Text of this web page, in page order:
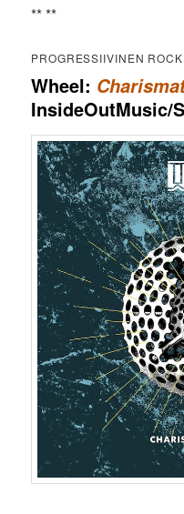
** **
PROGRESSIIVINEN
Wheel:
InsideOutMusic/